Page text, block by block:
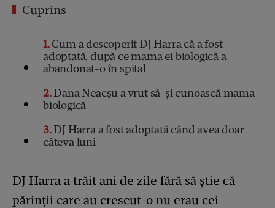
Cuprins
1Cum a descoperit DJ Harra că a fost
adoptată, după ce mama ei biologică a
abandonat-o în spital
2Dana Neacșu a vrut să-și cunoască mama
biologică
3DJ Harra a fost adoptată când avea doar
câteva luni
DJ Harra a trăit ani de zile fără să știe că
părinții care au crescut-o nu erau cei